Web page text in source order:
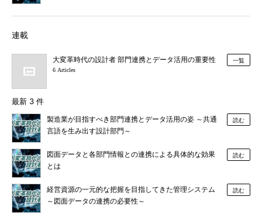
連載
大変革時代の設計者 部門連携とデータ活用の重要性
6 Articles
一覧
最新 3 件
製造業が目指すべき部門連携とデータ活用の姿 ～共通
言語を生み出す設計部門～
読む
図面データと各部門情報との連携による具体的な効果
とは
読む
経営資源の一元的な把握を目指してきた管理システム
～図面データの連携の必要性～
読む